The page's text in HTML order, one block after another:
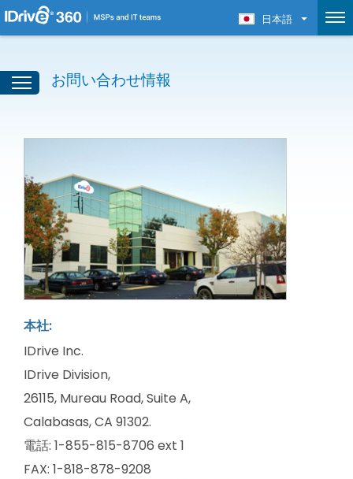
日本語
お問い合わせ情報
本社:
IDrive Inc.
IDrive Division,
26115, Mureau Road, Suite A,
Calabasas, CA 91302.
電話: 1-855-815-8706 ext 1
FAX: 1-818-878-9208